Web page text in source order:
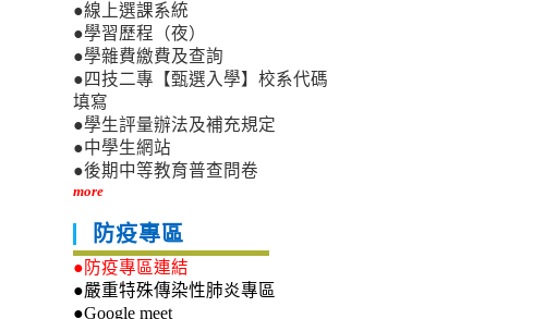
●線上選課系統
●學習歷程（夜）
●學雜費繳費及查詢
●四技二專【甄選入學】校系代碼
填寫
●學生評量辦法及補充規定
●中學生網站
●後期中等教育普查問卷
more
防疫專區
●防疫專區連結
●嚴重特殊傳染性肺炎專區
●Google meet